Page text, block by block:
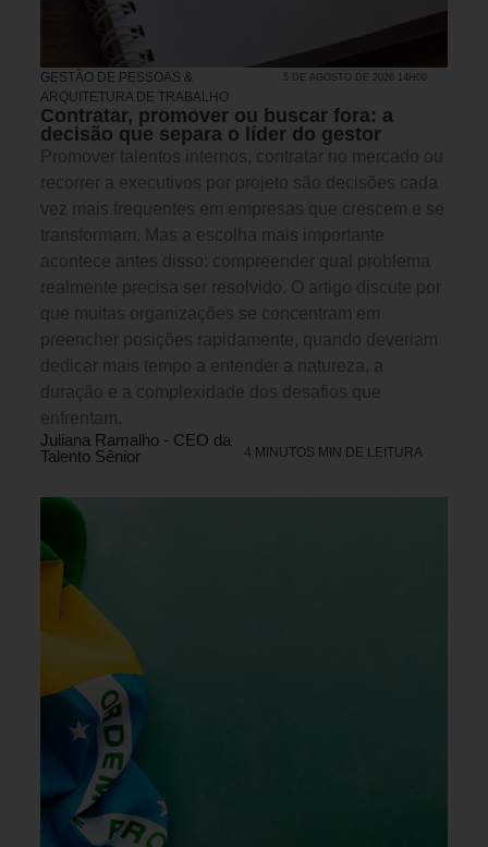
GESTÃO DE PESSOAS &
ARQUITETURA DE TRABALHO
5 DE AGOSTO DE 2026 14H00
Contratar, promover ou buscar fora: a
decisão que separa o líder do gestor
Promover talentos internos, contratar no mercado ou
recorrer a executivos por projeto são decisões cada
vez mais frequentes em empresas que crescem e se
transformam. Mas a escolha mais importante
acontece antes disso: compreender qual problema
realmente precisa ser resolvido. O artigo discute por
que muitas organizações se concentram em
preencher posições rapidamente, quando deveriam
dedicar mais tempo a entender a natureza, a
duração e a complexidade dos desafios que
enfrentam.
Juliana Ramalho - CEO da
Talento Sênior
4 MINUTOS MIN DE LEITURA